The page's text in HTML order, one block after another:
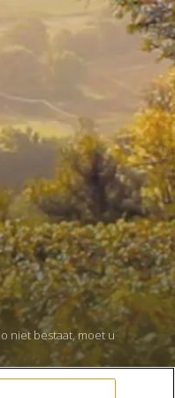
niet bestaat, moet u